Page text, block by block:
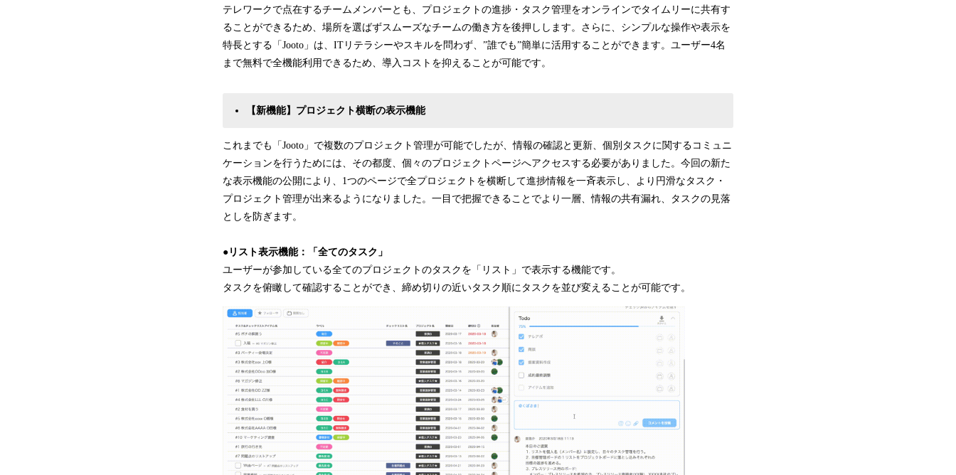
テレワークで点在するチームメンバーとも、プロジェクトの進捗・タスク管理をオンラインでタイムリーに共有す
ることができるため、場所を選ばずスムーズなチームの働き方を後押しします。さらに、シンプルな操作や表示を
特長とする「Jooto」は、ITリテラシーやスキルを問わず、”誰でも”簡単に活用することができます。ユーザー4名
まで無料で全機能利用できるため、導入コストを抑えることが可能です。
【新機能】プロジェクト横断の表示機能
これまでも「Jooto」で複数のプロジェクト管理が可能でしたが、情報の確認と更新、個別タスクに関するコミュニ
ケーションを行うためには、その都度、個々のプロジェクトページへアクセスする必要がありました。今回の新た
な表示機能の公開により、1つのページで全プロジェクトを横断して進捗情報を一斉表示し、より円滑なタスク・
プロジェクト管理が出来るようになりました。一目で把握できることでより一層、情報の共有漏れ、タスクの見落
としを防ぎます。
●リスト表示機能：「全てのタスク」
ユーザーが参加している全てのプロジェクトのタスクを「リスト」で表示する機能です。
タスクを俯瞰して確認することができ、締め切りの近いタスク順にタスクを並び変えることが可能です。